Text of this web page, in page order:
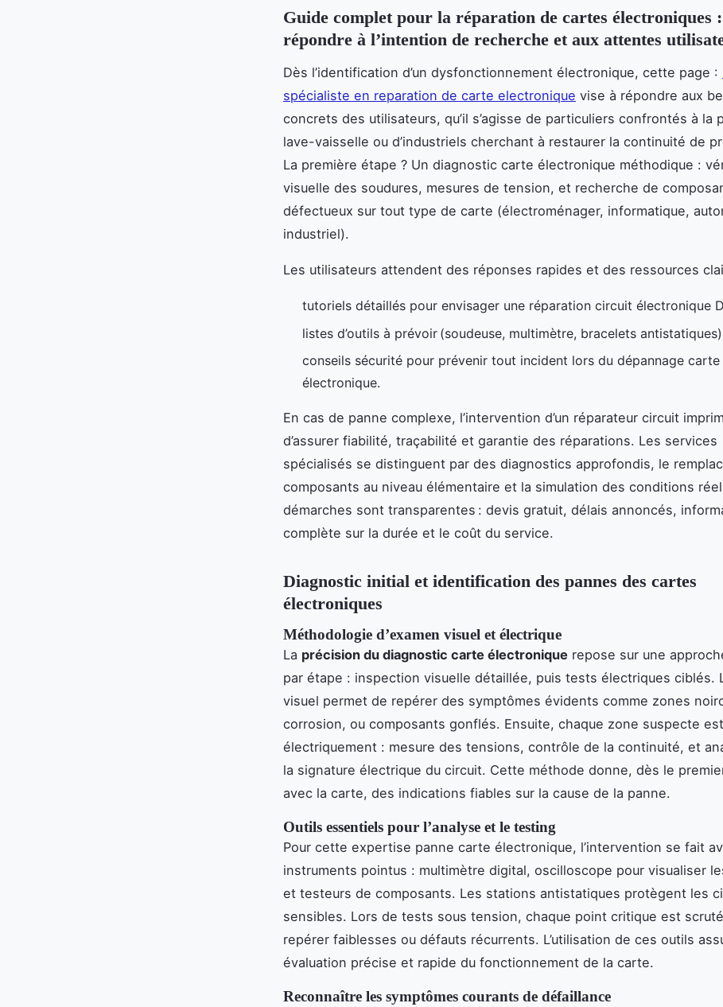
Guide complet pour la réparation de cartes électroniques :
répondre à l’intention de recherche et aux attentes
Dès l’identification d’un dysfonctionnement électronique, cette page :
spécialiste en reparation de carte electronique vise à répondre aux
concrets des utilisateurs, qu’il s’agisse de particuliers confrontés à la
lave-vaisselle ou d’industriels cherchant à restaurer la continuité de
La première étape ? Un diagnostic carte électronique méthodique :
visuelle des soudures, mesures de tension, et recherche de
défectueux sur tout type de carte (électroménager, informatique,
industriel).
Les utilisateurs attendent des réponses rapides et des ressources
tutoriels détaillés pour envisager une réparation circuit électronique
listes d’outils à prévoir (soudeuse, multimètre, bracelets antistatiques)
conseils sécurité pour prévenir tout incident lors du dépannage carte
électronique.
En cas de panne complexe, l’intervention d’un réparateur circuit
d’assurer fiabilité, traçabilité et garantie des réparations. Les services
spécialisés se distinguent par des diagnostics approfondis, le
composants au niveau élémentaire et la simulation des conditions
démarches sont transparentes : devis gratuit, délais annoncés,
complète sur la durée et le coût du service.
Diagnostic initial et identification des pannes des cartes
électroniques
Méthodologie d’examen visuel et électrique
La précision du diagnostic carte électronique repose sur une
par étape : inspection visuelle détaillée, puis tests électriques ciblés.
visuel permet de repérer des symptômes évidents comme zones
corrosion, ou composants gonflés. Ensuite, chaque zone suspecte
électriquement : mesure des tensions, contrôle de la continuité, et
la signature électrique du circuit. Cette méthode donne, dès le
avec la carte, des indications fiables sur la cause de la panne.
Outils essentiels pour l’analyse et le testing
Pour cette expertise panne carte électronique, l’intervention se fait
instruments pointus : multimètre digital, oscilloscope pour visualiser
et testeurs de composants. Les stations antistatiques protègent les
sensibles. Lors de tests sous tension, chaque point critique est
repérer faiblesses ou défauts récurrents. L’utilisation de ces outils
évaluation précise et rapide du fonctionnement de la carte.
Reconnaître les symptômes courants de défaillance